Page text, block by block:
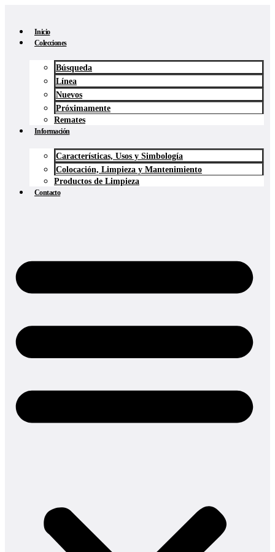
contenidoInicio
Colecciones
Búsqueda
Línea
Nuevos
Próximamente
Remates
Información
Características, Usos y Simbología
Colocación, Limpieza y Mantenimiento
Productos de Limpieza
Contacto